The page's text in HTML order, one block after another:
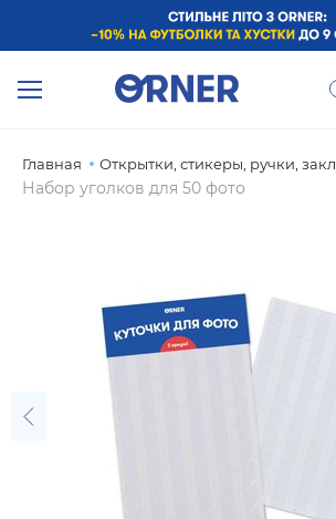
Главная Открытки, стикеры, ручки,
Набор уголков для 50 фото